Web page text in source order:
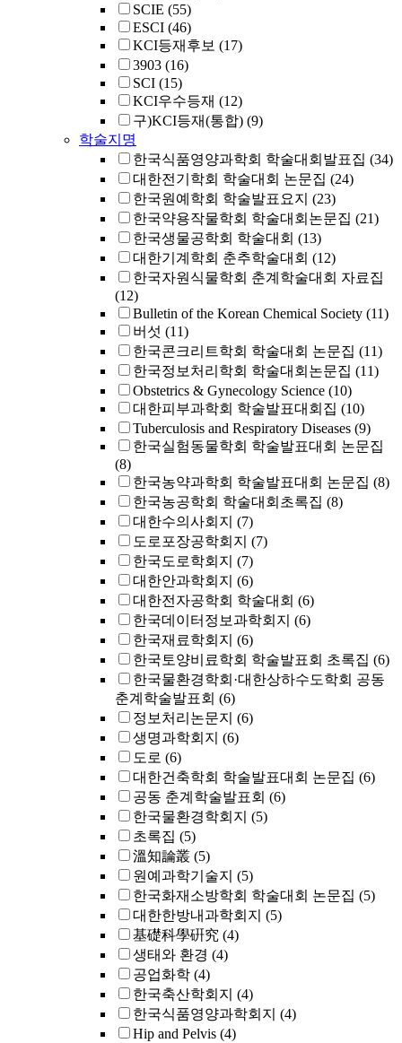
SCIE (55)
ESCI (46)
KCI등재후보 (17)
3903 (16)
SCI (15)
KCI우수등재 (12)
구)KCI등재(통합) (9)
학술지명
한국식품영양과학회 학술대회발표집 (34)
대한전기학회 학술대회 논문집 (24)
한국원예학회 학술발표요지 (23)
한국약용작물학회 학술대회논문집 (21)
한국생물공학회 학술대회 (13)
대한기계학회 춘추학술대회 (12)
한국자원식물학회 춘계학술대회 자료집
(12)
Bulletin of the Korean Chemical Society (11)
버섯 (11)
한국콘크리트학회 학술대회 논문집 (11)
한국정보처리학회 학술대회논문집 (11)
Obstetrics & Gynecology Science (10)
대한피부과학회 학술발표대회집 (10)
Tuberculosis and Respiratory Diseases (9)
한국실험동물학회 학술발표대회 논문집
(8)
한국농약과학회 학술발표대회 논문집 (8)
한국농공학회 학술대회초록집 (8)
대한수의사회지 (7)
도로포장공학회지 (7)
한국도로학회지 (7)
대한안과학회지 (6)
대한전자공학회 학술대회 (6)
한국데이터정보과학회지 (6)
한국재료학회지 (6)
한국토양비료학회 학술발표회 초록집 (6)
한국물환경학회·대한상하수도학회 공동
춘계학술발표회 (6)
정보처리논문지 (6)
생명과학회지 (6)
도로 (6)
대한건축학회 학술발표대회 논문집 (6)
공동 춘계학술발표회 (6)
한국물환경학회지 (5)
초록집 (5)
溫知論叢 (5)
원예과학기술지 (5)
한국화재소방학회 학술대회 논문집 (5)
대한한방내과학회지 (5)
基礎科學硏究 (4)
생태와 환경 (4)
공업화학 (4)
한국축산학회지 (4)
한국식품영양과학회지 (4)
Hip and Pelvis (4)